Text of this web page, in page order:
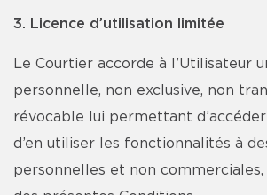
3. Licence d’utilisation limitée
Le Courtier accorde à l’Utilisateur
personnelle, non exclusive, non
révocable lui permettant
d’en utiliser les fonctionnalités à
personnelles et non